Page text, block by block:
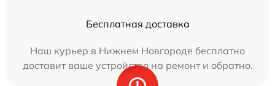
Бесплатная доставка
Наш курьер в Нижнем Новгороде бесплатно
доставит ваше устройство на ремонт и обратно.